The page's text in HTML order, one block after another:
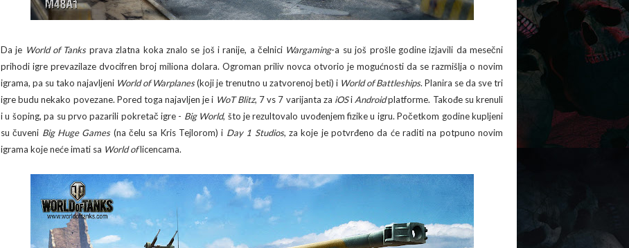
Da je World of Tanks prava zlatna koka znalo se još i ranije, a čelnici Wargaming-a su još prošle godine izjavili da mesečni
prihodi igre prevazilaze dvocifren broj miliona dolara. Ogroman priliv novca otvorio je mogućnosti da se razmišlja o novim
igrama, pa su tako najavljeni World of Warplanes(koji je trenutno u zatvorenoj beti) i World of Battleships. Planira se da sve tri
igre budu nekako povezane. Pored toga najavljen je i WoT Blitz, 7 vs 7 varijanta za iOSi Androidplatforme. Takođe su krenuli
i u šoping, pa su prvo pazarili pokretač igre - Big World, što je rezultovalo uvođenjem fizike u igru. Početkom godine kupljeni
su čuveni Big Huge Games(na čelu sa Kris Tejlorom) i Day 1 Studios, za koje je potvrđeno da će raditi na potpuno novim
igrama koje neće imati sa World oflicencama.